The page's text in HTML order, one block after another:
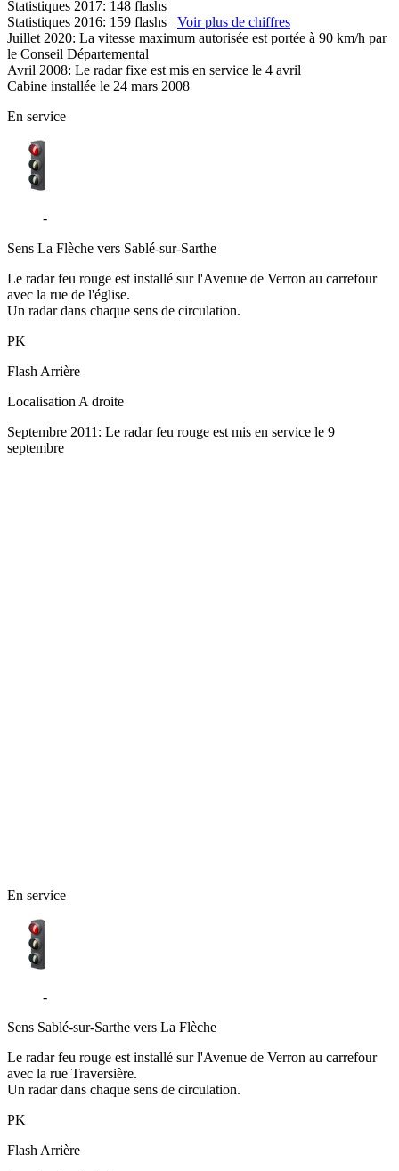
Statistiques 2017: 148 flashs
Statistiques 2016: 159 flashs Voir plus de chiffres
Juillet 2020: La vitesse maximum autorisée est portée à 90 km/h par
le Conseil Départemental
Avril 2008: Le radar fixe est mis en service le 4 avril
Cabine installée le 24 mars 2008
En service
-
Sens La Flèche vers Sablé-sur-Sarthe
Le radar feu rouge est installé sur l'Avenue de Verron au carrefour
avec la rue de l'église.
Un radar dans chaque sens de circulation.
PK
FlashArrière
LocalisationA droite
Septembre 2011: Le radar feu rouge est mis en service le 9
septembre
En service
-
Sens Sablé-sur-Sarthe vers La Flèche
Le radar feu rouge est installé sur l'Avenue de Verron au carrefour
avec la rue Traversière.
Un radar dans chaque sens de circulation.
PK
FlashArrière